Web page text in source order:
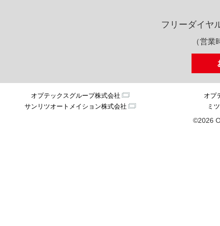
フリーダイヤ
（営
オプテックスグループ株式会社
オプ
サンリツオートメイション株式会社
ミ
©2026